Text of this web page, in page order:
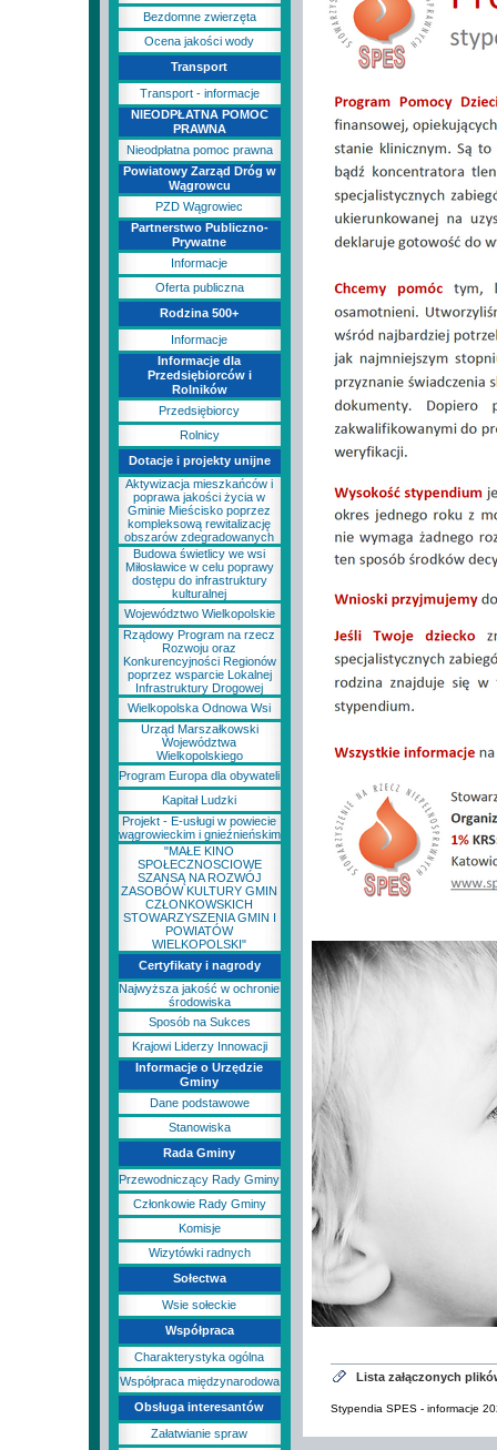
Bezdomne zwierzęta
Ocena jakości wody
Transport
Transport - informacje
NIEODPŁATNA POMOC
PRAWNA
Nieodpłatna pomoc prawna
Powiatowy Zarząd Dróg w
Wągrowcu
PZD Wągrowiec
Partnerstwo Publiczno-
Prywatne
Informacje
Oferta publiczna
Rodzina 500+
Informacje
Informacje dla
Przedsiębiorców i
Rolników
Przedsiębiorcy
Rolnicy
Dotacje i projekty unijne
Aktywizacja mieszkańców i
poprawa jakości życia w
Gminie Mieścisko poprzez
kompleksową rewitalizację
obszarów zdegradowanych
Budowa świetlicy we wsi
Miłosławice w celu poprawy
dostępu do infrastruktury
kulturalnej
Województwo Wielkopolskie
Rządowy Program na rzecz
Rozwoju oraz
Konkurencyjności Regionów
poprzez wsparcie Lokalnej
Infrastruktury Drogowej
Wielkopolska Odnowa Wsi
Urząd Marszałkowski
Województwa
Wielkopolskiego
Program Europa dla obywateli
Kapitał Ludzki
Projekt - E-usługi w powiecie
wągrowieckim i gnieźnieńskim
"MAŁE KINO
SPOŁECZNOSCIOWE
SZANSĄ NA ROZWÓJ
ZASOBÓW KULTURY GMIN
CZŁONKOWSKICH
STOWARZYSZENIA GMIN I
POWIATÓW
WIELKOPOLSKI"
Certyfikaty i nagrody
Najwyższa jakość w ochronie
środowiska
Sposób na Sukces
Krajowi Liderzy Innowacji
Informacje o Urzędzie
Gminy
Dane podstawowe
Stanowiska
Rada Gminy
Przewodniczący Rady Gminy
Członkowie Rady Gminy
Komisje
Wizytówki radnych
Sołectwa
Wsie sołeckie
Współpraca
Charakterystyka ogólna
Współpraca międzynarodowa
Obsługa interesantów
Załatwianie spraw
Lista załączonych
Stypendia SPES - informacje